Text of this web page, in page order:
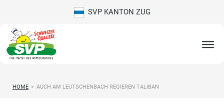
SVP KANTON ZUG
HOME > AUCH AM LEUTSCHENBACH REGIEREN TALIBAN